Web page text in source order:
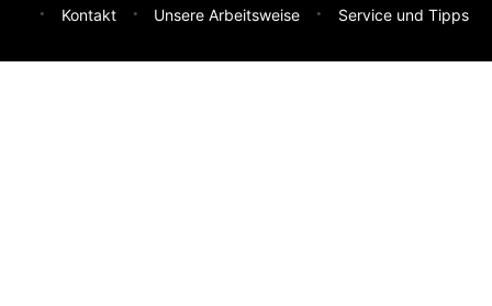
Kontakt
Unsere Arbeitsweise Service und Tipps